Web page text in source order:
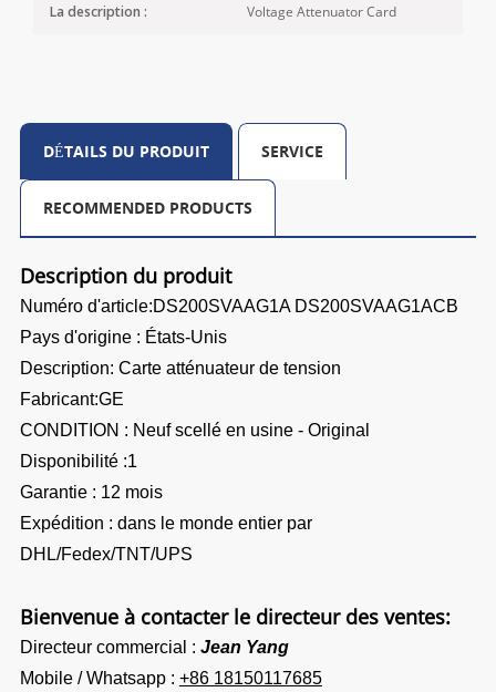
La description : Voltage Attenuator Card
DÉTAILS DU PRODUIT SERVICE
RECOMMENDED PRODUCTS
Description du produit
Numéro d'article:DS200SVAAG1A DS200SVAAG1ACB
Pays d'origine : États-Unis
Description: Carte atténuateur de tension
Fabricant:GE
CONDITION : Neuf scellé en usine - Original
Disponibilité :1
Garantie : 12 mois
Expédition : dans le monde entier par
DHL/Fedex/TNT/UPS
Bienvenue à contacter le directeur des ventes:
Directeur commercial : Jean Yang
Mobile / Whatsapp : +86 18150117685